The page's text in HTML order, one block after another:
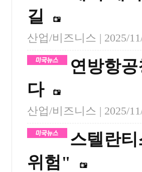
길
산업/비즈니스 | 2025/
연방항
다
산업/비즈니스 | 2025/
스텔란
위험"